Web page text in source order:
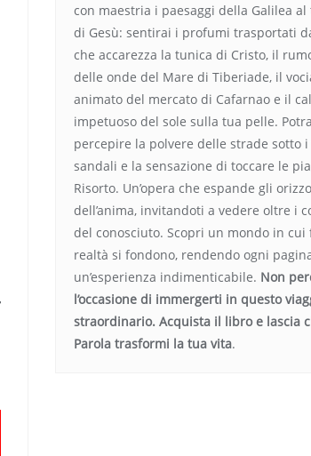
con maestria i paesaggi della Galilea al
di Gesù: sentirai i profumi trasportati
che accarezza la tunica di Cristo, il
delle onde del Mare di Tiberiade, il
animato del mercato di Cafarnao e il
impetuoso del sole sulla tua pelle.
percepire la polvere delle strade sotto
sandali e la sensazione di toccare le
Risorto. Un’opera che espande gli
dell’anima, invitandoti a vedere oltre i
del conosciuto. Scopri un mondo in cui
realtà si fondono, rendendo ogni
un’esperienza indimenticabile. Non
l’occasione di immergerti in questo
straordinario. Acquista il libro e lascia
Parola trasformi la tua vita.